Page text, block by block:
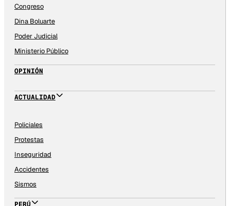
Congreso
Dina Boluarte
Poder Judicial
Ministerio Público
OPINIÓN
ACTUALIDAD
Policiales
Protestas
Inseguridad
Accidentes
Sismos